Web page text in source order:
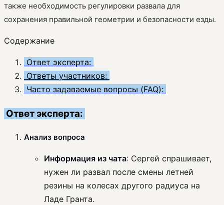
также необходимость регулировки развала для
сохранения правильной геометрии и безопасности езды.
Содержание
Ответ эксперта:
Ответы участников:
Часто задаваемые вопросы (FAQ):
Ответ эксперта:
Анализ вопроса
Информация из чата: Сергей спрашивает,
нужен ли развал после смены летней
резины на колесах другого радиуса на
Ладе Гранта.